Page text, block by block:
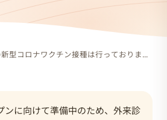
5月の新型コロナワクチン接種は行っておりません。
ンに向けて準備中のため、外来診